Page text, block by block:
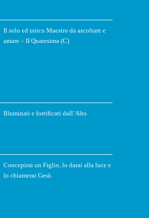
Il solo ed unico Maestro da ascoltare e
amare – II Quaresima (C)
Illuminati e fortificati dall’Alto
Concepirai un Figlio, lo darai alla luce e
lo chiamerai Gesù